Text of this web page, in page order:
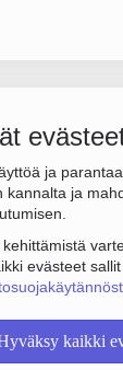
ja
ja
evästeet
kaikki
on